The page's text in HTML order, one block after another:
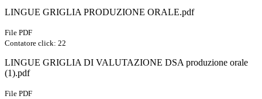
LINGUE GRIGLIA PRODUZIONE ORALE.pdf
File PDF
Contatore click: 22
LINGUE GRIGLIA DI VALUTAZIONE DSA produzione orale
(1).pdf
File PDF